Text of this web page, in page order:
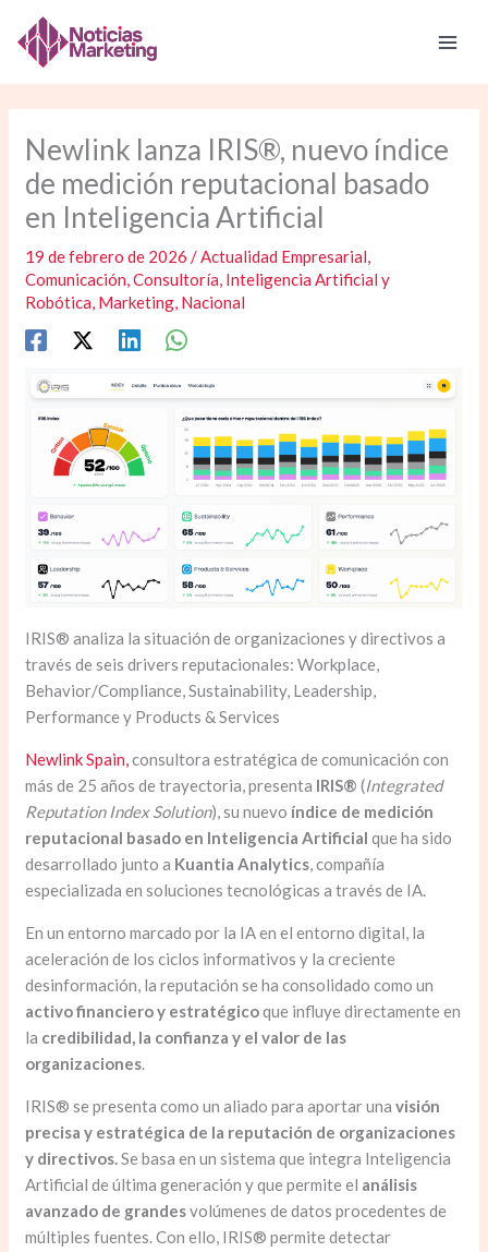
contenido
Newlink lanza IRIS®, nuevo índice
de medición reputacional basado
en Inteligencia Artificial
19 de febrero de 2026/Actualidad Empresarial,
Comunicación,Consultoría, Inteligencia Artificial y
Robótica, Marketing, Nacional
IRIS® analiza la situación de organizaciones y directivos a
través de seis drivers reputacionales: Workplace,
Behavior/Compliance, Sustainability, Leadership,
Performance y Products & Services
Newlink Spain,consultora estratégica de comunicación con
más de 25 años de trayectoria, presenta IRIS®(Integrated
Reputation Index Solution), su nuevo índice de medición
reputacional basado en Inteligencia Artificial que ha sido
desarrollado junto a Kuantia Analytics, compañía
especializada en soluciones tecnológicas a través de IA.
En un entorno marcado por la IA en el entorno digital, la
aceleración de los ciclos informativos y la creciente
desinformación, la reputación se ha consolidado como un
activo financiero y estratégicoque influye directamente en
la credibilidad, la confianza y el valor de las
organizaciones.
IRIS® se presenta como un aliado para aportar unavisión
precisa y estratégica de la reputación de organizaciones
y directivos.Se basa en un sistema que integra Inteligencia
Artificial de última generación y que permite el análisis
avanzado de grandesvolúmenes de datos procedentes de
múltiples fuentes. Con ello, IRIS® permite detectar